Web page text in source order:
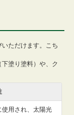
ただけます。こち
塗り塗料）や、ク
使用され、太陽光